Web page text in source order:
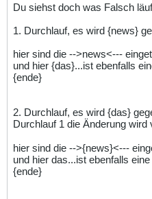
Du siehst doch was Falsch
1. Durchlauf, es wird {news}
hier sind die -->news<---
und hier {das}...ist ebenfalls
{ende}
2. Durchlauf, es wird {das}
Durchlauf 1 die Änderung wird
hier sind die -->{news}<---
und hier das...ist ebenfalls
{ende}